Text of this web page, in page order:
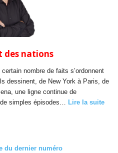
des nations
certain nombre de faits s’ordonnent
dessinent, de New York à Paris, de
une ligne continue de
simples épisodes… Lire la suite
du dernier numéro